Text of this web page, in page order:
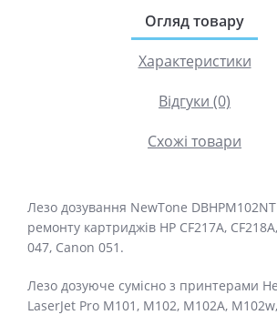
Огляд товару
Характеристики
Відгуки (0)
Схожі товари
Лезо дозування NewTone
ремонту картриджів HP CF217A,
047, Canon 051.
Лезо дозуюче сумісно з принтерами
LaserJet Pro M101, M102, M102A,